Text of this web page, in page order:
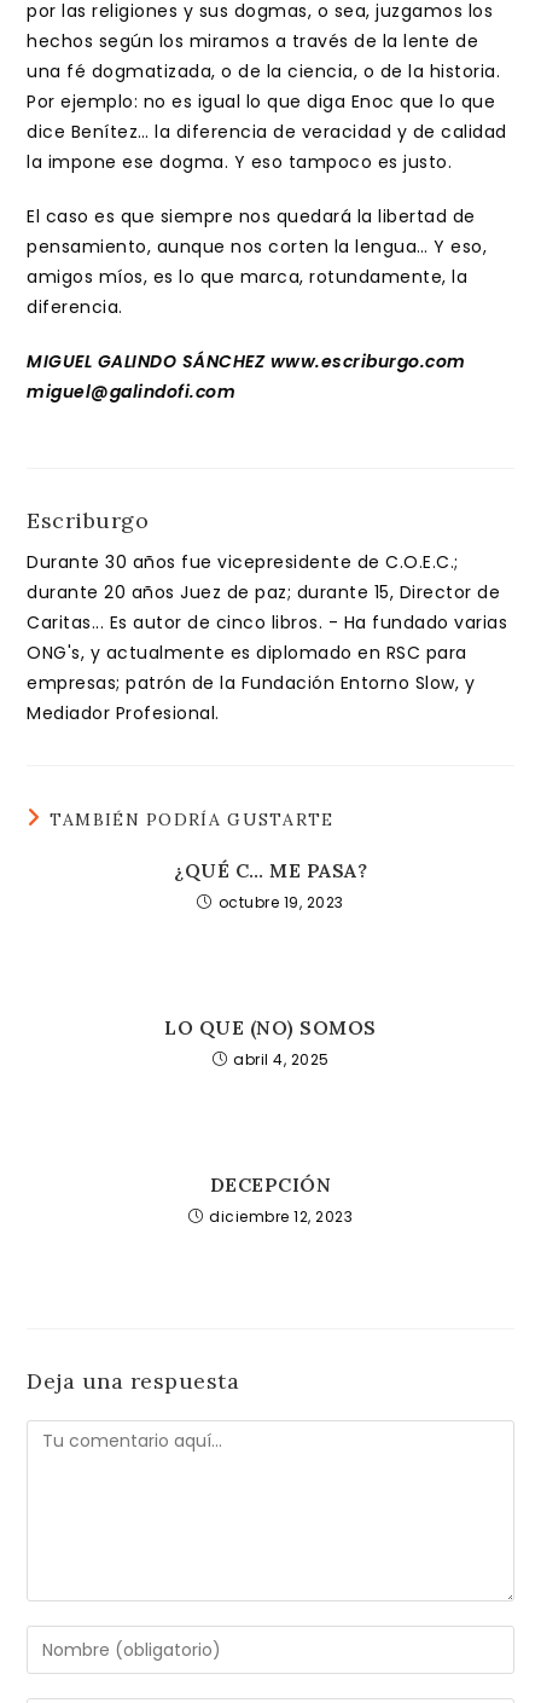
por las religiones y sus dogmas, o sea, juzgamos los
hechos según los miramos a través de la lente de
una fé dogmatizada, o de la ciencia, o de la historia.
Por ejemplo: no es igual lo que diga Enoc que lo que
dice Benítez… la diferencia de veracidad y de calidad
la impone ese dogma. Y eso tampoco es justo.
El caso es que siempre nos quedará la libertad de
pensamiento, aunque nos corten la lengua… Y eso,
amigos míos, es lo que marca, rotundamente, la
diferencia.
MIGUEL GALINDO SÁNCHEZ www.escriburgo.com
miguel@galindofi.com
Escriburgo
Durante 30 años fue vicepresidente de C.O.E.C.;
durante 20 años Juez de paz; durante 15, Director de
Caritas... Es autor de cinco libros. - Ha fundado varias
ONG's, y actualmente es diplomado en RSC para
empresas; patrón de la Fundación Entorno Slow, y
Mediador Profesional.
TAMBIÉN PODRÍA GUSTARTE
¿QUÉ C… ME PASA?
octubre 19, 2023
LO QUE (NO) SOMOS
abril 4, 2025
DECEPCIÓN
diciembre 12, 2023
Deja una respuesta
Comentario
Introduce
tu